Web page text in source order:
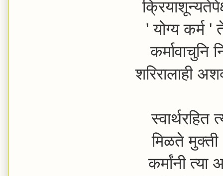
' योग्य कर्म '
कर्मावाचुनि
शरिरालाही
स्वार्थरहित
मिळते
कर्मांनी